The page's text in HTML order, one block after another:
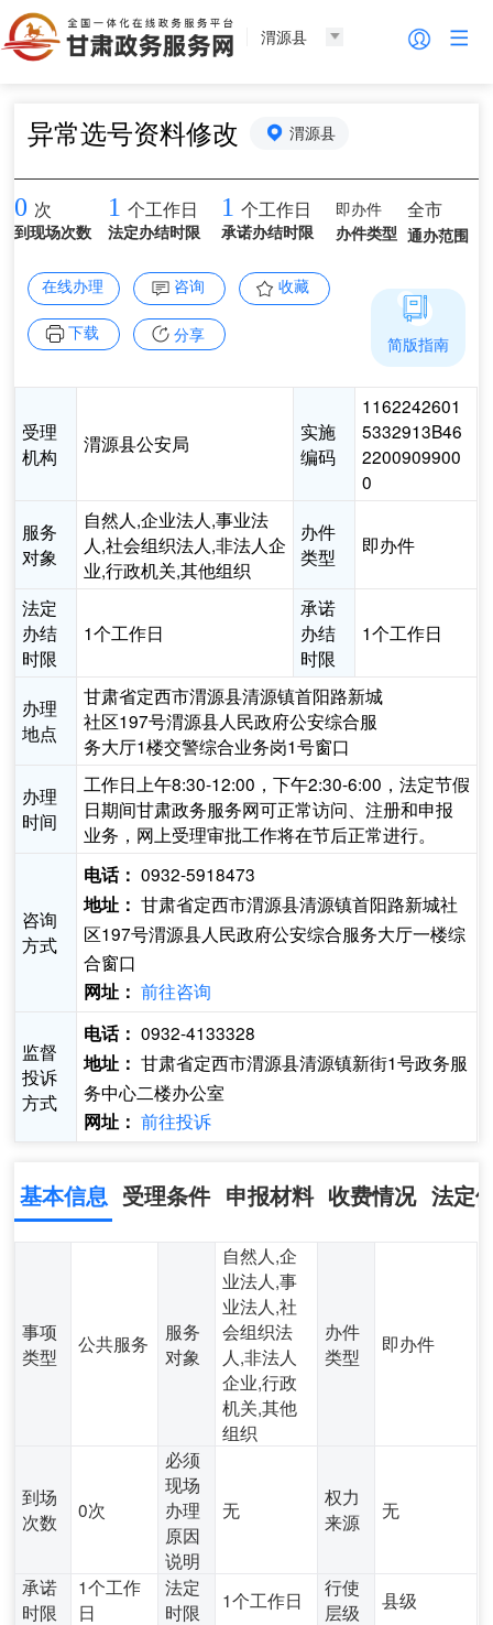
渭源县
异常选号资料修改 渭源县
0 次
到现场次数
1 个工作日
法定办结时限
1 个工作日
承诺办结时限
即办件
办件类型
全市
通办范围
在线办理 咨询 收藏
下载 分享
受理
机构
渭源县公安局
实施
编码
1162242601
5332913B46
2200909900
0
服务
对象
自然人,企业法人,事业法
人,社会组织法人,非法人企
业,行政机关,其他组织
办件
类型
即办件
法定
办结
时限
1个工作日
承诺
办结
时限
1个工作日
办理
地点
甘肃省定西市渭源县清源镇首阳路新城
社区197号渭源县人民政府公安综合服
务大厅1楼交警综合业务岗1号窗口
办理
时间
工作日上午8:30-12:00，下午2:30-6:00，法定节假
日期间甘肃政务服务网可正常访问、注册和申报
业务，网上受理审批工作将在节后正常进行。
咨询
方式
电话： 0932-5918473
地址： 甘肃省定西市渭源县清源镇首阳路新城社
区197号渭源县人民政府公安综合服务大厅一楼综
合窗口
网址： 前往咨询
监督
投诉
方式
电话： 0932-4133328
地址： 甘肃省定西市渭源县清源镇新街1号政务服
务中心二楼办公室
网址： 前往投诉
简版指南
基本信息 受理条件 申报材料 收费情况 法定
事项
类型
公共服务
服务
对象
自然人,企
业法人,事
业法人,社
会组织法
人,非法人
企业,行政
机关,其他
组织
办件
类型
即办件
到场
次数
0次
必须
现场
办理
原因
说明
无
权力
来源
无
承诺
时限
1个工作
日
法定
时限
1个工作日
行使
层级
县级